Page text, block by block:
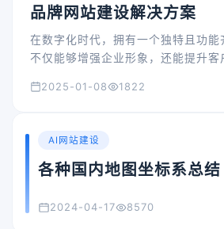
品牌网站建设解决方案
在数字化时代，拥有一个独特且功能
不仅能够增强企业形象，还能提升客
2025-01-08
1822
AI网站建设
各种国内地图坐标系总结
2024-04-17 8570